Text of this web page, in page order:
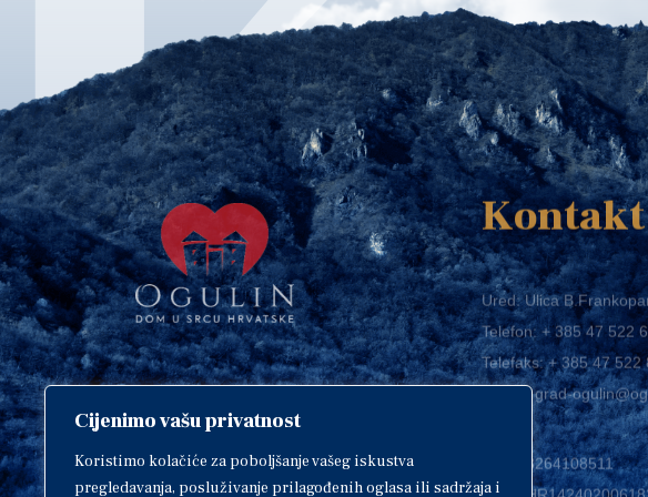
Cijenimo vašu privatnost
Koristimo kolačiće za poboljšanje vašeg iskustva
pregledavanja, posluživanje prilagođenih oglasa ili sadržaja i
Copyright © 2018. Grad Ogulin,
sva prava pridržana.
Kontakt
Ured: Ulica
Telefon:+ 385 47 522
Telefaks:+ 385 47 522
E-mail:grad-
OIB: 58264108511
IBAN: